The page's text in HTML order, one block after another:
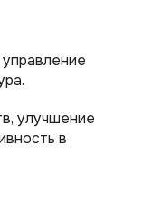
улучшение
в